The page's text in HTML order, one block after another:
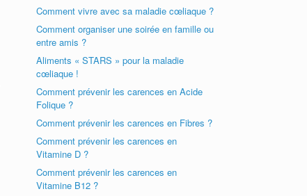
Comment vivre avec sa maladie cœliaque ?
Comment organiser une soirée en famille ou
entre amis ?
Aliments « STARS » pour la maladie
cœliaque !
Comment prévenir les carences en Acide
Folique ?
Comment prévenir les carences en Fibres ?
Comment prévenir les carences en
Vitamine D ?
Comment prévenir les carences en
Vitamine B12 ?